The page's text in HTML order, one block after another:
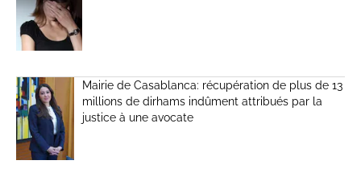
Mairie de Casablanca: récupération de plus de 13
millions de dirhams indûment attribués par la
justice à une avocate